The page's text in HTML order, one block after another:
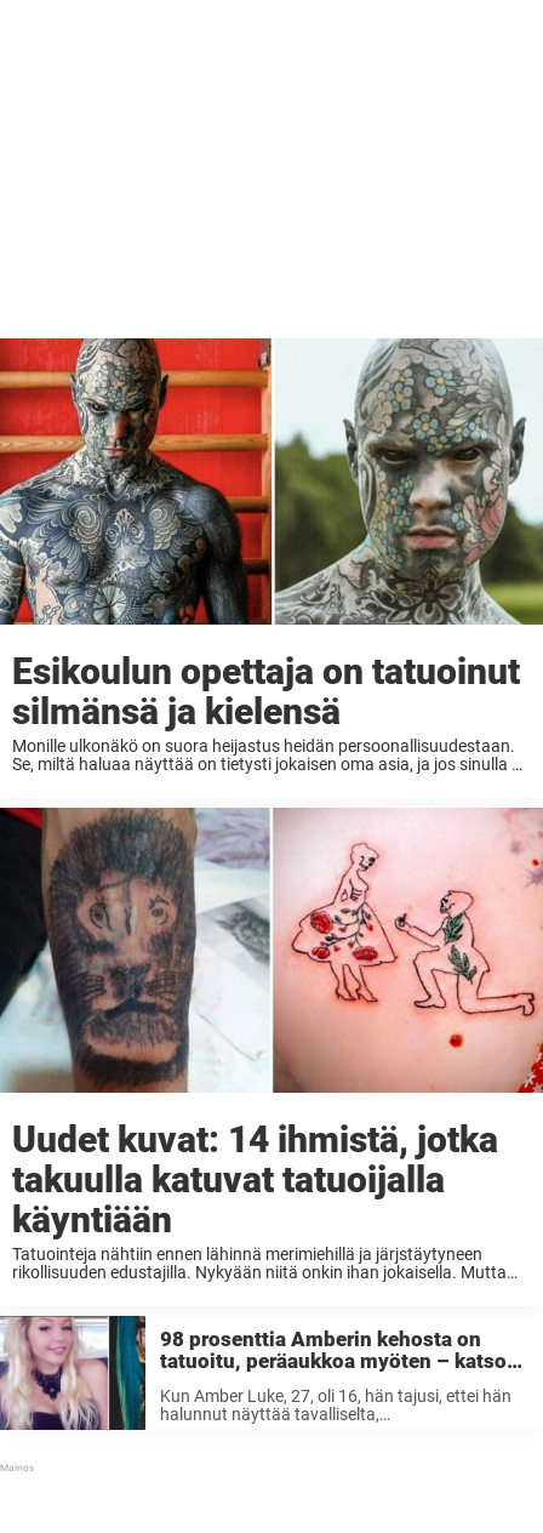
Esikoulun opettaja on tatuoinut
silmänsä ja kielensä
Monille ulkonäkö on suora heijastus heidän persoonallisuudestaan.
Se, miltä haluaa näyttää on tietysti jokaisen oma asia, ja jos sinulla on
Uudet kuvat: 14 ihmistä, jotka
takuulla katuvat tatuoijalla
käyntiään
Tatuointeja nähtiin ennen lähinnä merimiehillä ja järjstäytyneen
rikollisuuden edustajilla. Nykyään niitä onkin ihan jokaisella. Mutta
tulee näihin ...
98 prosenttia Amberin kehosta on
tatuoitu, peräaukkoa myöten – katso
nyt, kun hän riisuu vaatteensa
Kun Amber Luke, 27, oli 16, hän tajusi, ettei hän
halunnut näyttää tavalliselta,